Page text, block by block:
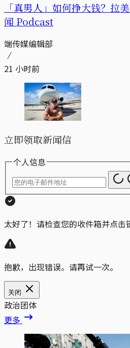
「真男人」如何挣大钱？拉
闻 Podcast
端传媒编辑部
21 小时前
立即领取新闻信
个人信息
太好了！请检查您的收件箱并点击
抱歉，出现错误。请再试一次。
关闭
政治团体
更多